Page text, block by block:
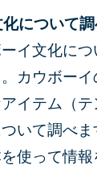
について
イ文化に
カウボー
イテム（
いて調べ
使って情報